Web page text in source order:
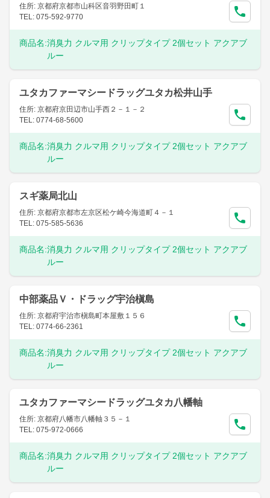
住所: 京都府京都市山科区音羽野田町１
TEL: 075-592-9770
商品名:消臭力 クルマ用 クリップタイプ 2個セット アクアブ
ルー
ユタカファーマシードラッグユタカ松井山手
住所: 京都府京田辺市山手西２－１－２
TEL: 0774-68-5600
商品名:消臭力 クルマ用 クリップタイプ 2個セット アクアブ
ルー
スギ薬局北山
住所: 京都府京都市左京区松ケ崎今海道町４－１
TEL: 075-585-5636
商品名:消臭力 クルマ用 クリップタイプ 2個セット アクアブ
ルー
中部薬品Ｖ・ドラッグ宇治槇島
住所: 京都府宇治市槇島町本屋敷１５６
TEL: 0774-66-2361
商品名:消臭力 クルマ用 クリップタイプ 2個セット アクアブ
ルー
ユタカファーマシードラッグユタカ八幡軸
住所: 京都府八幡市八幡軸３５－１
TEL: 075-972-0666
商品名:消臭力 クルマ用 クリップタイプ 2個セット アクアブ
ルー